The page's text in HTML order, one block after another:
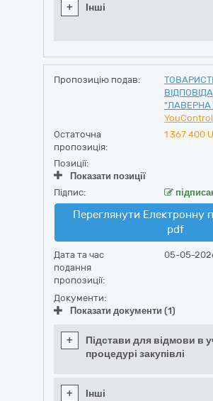
+ Інші
Пропозицію подав:
"ЛАВЕРНА
YouControl
Остаточна
пропозиція:
1 367 400
Позиції:
Показати позиції
Підпис:
Переглянути Електронну
pdf
Дата та час
подання
пропозиції:
05-05-
Документи:
Показати документи (1)
+
Підстави для відмови в
процедурі закупівлі
+ Інші